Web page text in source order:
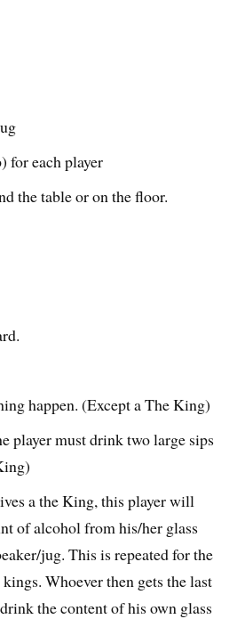
for each player
the table or on the floor.
happen. (Except a The King)
player must drink two large sips
a the King, this player will
of alcohol from his/her glass
jug. This is repeated for the
Whoever then gets the last
the content of his own glass